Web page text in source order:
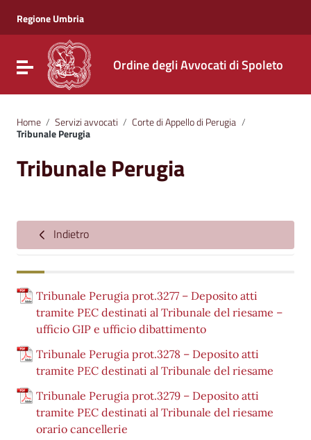
Vai al menu di navigazione
Vai al footer
Regione Umbria
Attiva / disattiva la navigazioneOrdine degli Avvocati di Spoleto
Home / Servizi avvocati / Corte di Appello di Perugia /
Tribunale Perugia
Tribunale Perugia
Indietro
Tribunale Perugia prot.3277 – Deposito atti
tramite PEC destinati al Tribunale del riesame –
ufficio GIP e ufficio dibattimento
Tribunale Perugia prot.3278 – Deposito atti
tramite PEC destinati al Tribunale del riesame
Tribunale Perugia prot.3279 – Deposito atti
tramite PEC destinati al Tribunale del riesame
orario cancellerie